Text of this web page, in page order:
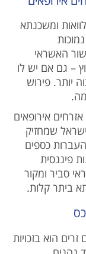
ומשכנתא
האשראי
– גם אם יש לו
יותר. פירוש
אירופאים
שמחזיק
כספים
פיננסית
סביר ומקור
ביתר קלות.
הוא בזכויות